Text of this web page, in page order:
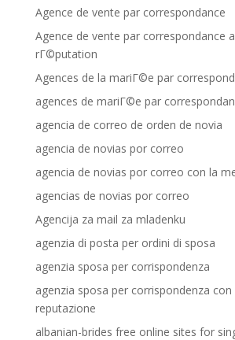
Agence de vente par correspondance
Agence de vente par correspondance
rГ©putation
Agences de la mariГ©e par
agences de mariГ©e par
agencia de correo de orden de novia
agencia de novias por correo
agencia de novias por correo con la
agencias de novias por correo
Agencija za mail za mladenku
agenzia di posta per ordini di sposa
agenzia sposa per corrispondenza
agenzia sposa per corrispondenza
reputazione
albanian-brides free online sites for